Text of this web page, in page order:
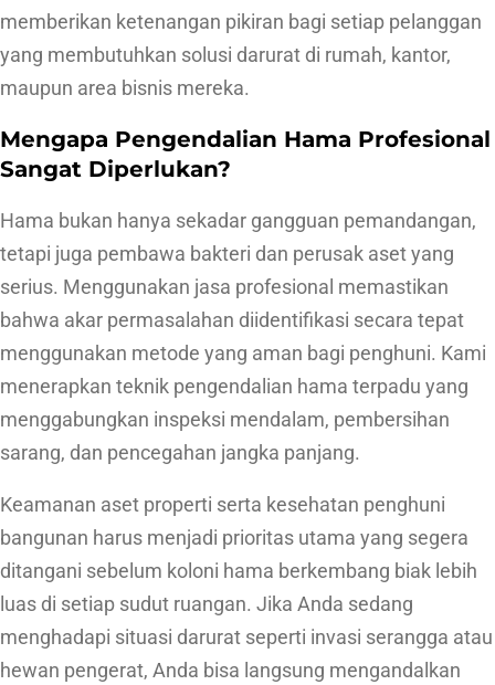
e
s
p
C
0
M
e
n
i
t
memberikan ketenangan pikiran bagi setiap pelanggan
yang membutuhkan solusi darurat di rumah, kantor,
maupun area bisnis mereka.
Mengapa Pengendalian Hama Profesional
Sangat Diperlukan?
Hama bukan hanya sekadar gangguan pemandangan,
tetapi juga pembawa bakteri dan perusak aset yang
serius. Menggunakan jasa profesional memastikan
bahwa akar permasalahan diidentifikasi secara tepat
menggunakan metode yang aman bagi penghuni. Kami
menerapkan teknik pengendalian hama terpadu yang
menggabungkan inspeksi mendalam, pembersihan
sarang, dan pencegahan jangka panjang.
Keamanan aset properti serta kesehatan penghuni
bangunan harus menjadi prioritas utama yang segera
ditangani sebelum koloni hama berkembang biak lebih
luas di setiap sudut ruangan. Jika Anda sedang
menghadapi situasi darurat seperti invasi serangga atau
hewan pengerat, Anda bisa langsung mengandalkan